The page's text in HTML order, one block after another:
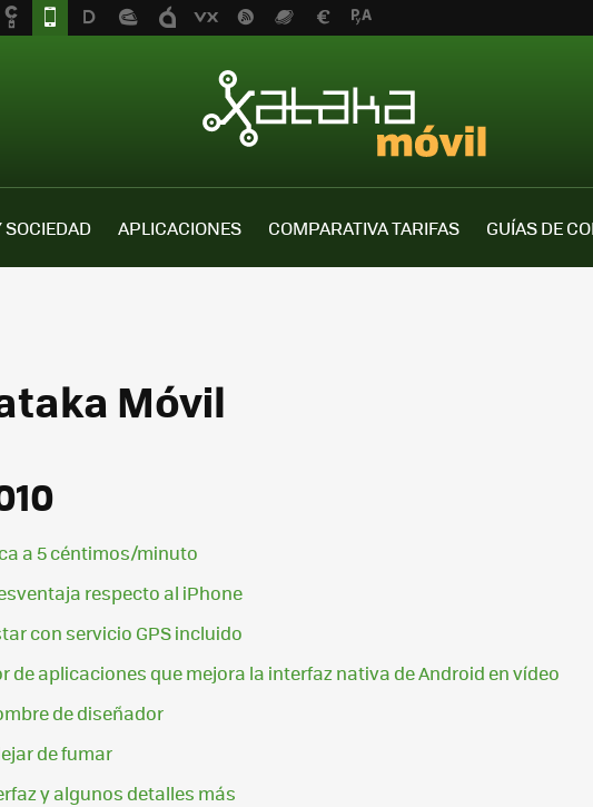
SOCIEDAD APLICACIONES COMPARATIVA TARIFAS
GUÍAS DE
Móvil
a 5 céntimos/minuto
respecto al iPhone
con servicio GPS incluido
de aplicaciones que mejora la interfaz nativa de Android en vídeo
de diseñador
de fumar
y algunos detalles más